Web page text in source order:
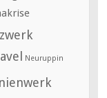
Neuruppin